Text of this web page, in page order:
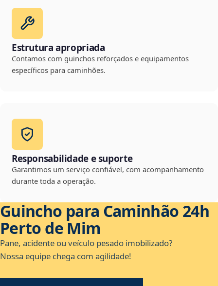
Estrutura apropriada
Contamos com guinchos reforçados e equipamentos
específicos para caminhões.
Responsabilidade e suporte
Garantimos um serviço confiável, com acompanhamento
durante toda a operação.
Guincho para Caminhão 24h
Perto de Mim
Pane, acidente ou veículo pesado imobilizado?
Nossa equipe chega com agilidade!